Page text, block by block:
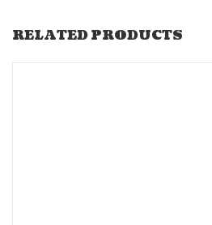
RELATED PRODUCTS